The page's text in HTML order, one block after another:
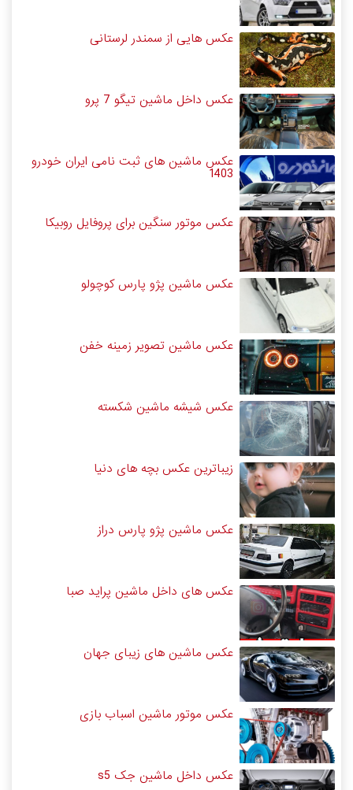
عکس هایی از سمندر لرستانی
عکس داخل ماشین تیگو 7 پرو
عکس ماشین های ثبت نامی ایران خودرو
1403
عکس موتور سنگین برای پروفایل روبیکا
عکس ماشین پژو پارس کوچولو
عکس ماشین تصویر زمینه خفن
عکس شیشه ماشین شکسته
زیباترین عکس بچه های دنیا
عکس ماشین پژو پارس دراز
عکس های داخل ماشین پراید صبا
عکس ماشین های زیبای جهان
عکس موتور ماشین اسباب بازی
عکس داخل ماشین جک s5